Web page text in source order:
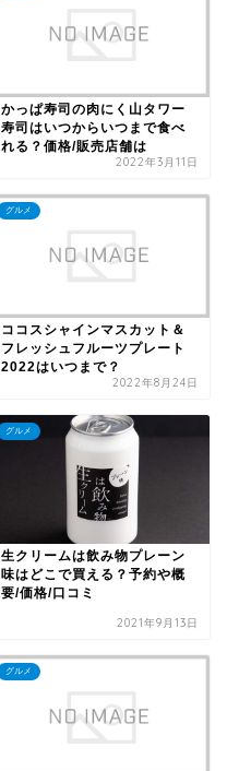
かっぱ寿司の肉にく山タワー
寿司はいつからいつまで食べ
れる？価格/販売店舗は
2022年3月11日
グルメ
ココスシャインマスカット＆
フレッシュフルーツプレート
2022はいつまで？
2022年8月24日
グルメ
生クリームは飲み物プレーン
味はどこで買える？予約や概
要/価格/口コミ
2021年9月13日
グルメ